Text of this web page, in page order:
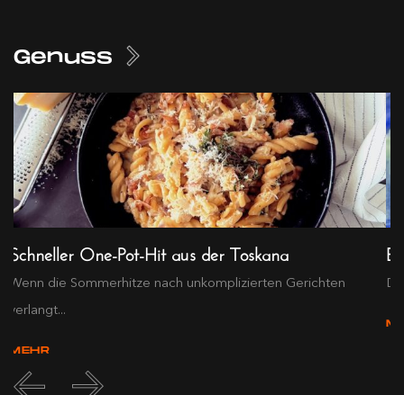
Genuss
Schneller One-Pot-Hit aus der Toskana
Wenn die Sommerhitze nach unkomplizierten Gerichten
verlangt...
MEHR